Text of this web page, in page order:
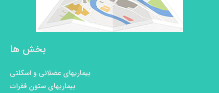
بخش ها
بیماریهای عضلانی و اسکلتی
بیماریهای ستون فقرات